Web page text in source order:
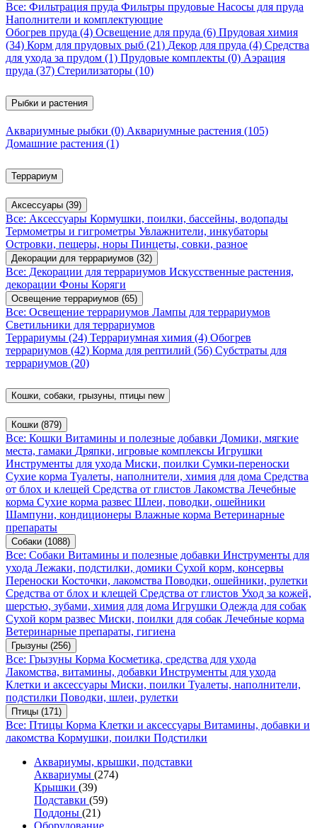
Все: Фильтрация пруда Фильтры прудовые Насосы для пруда
Наполнители и комплектующие
Обогрев пруда (4) Освещение для пруда (6) Прудовая химия
(34) Корм для прудовых рыб (21) Декор для пруда (4) Средства
для ухода за прудом (1) Прудовые комплекты (0) Аэрация
пруда (37) Стерилизаторы (10)
Рыбки и растения
Аквариумные рыбки (0) Аквариумные растения (105)
Домашние растения (1)
Террариум
Аксессуары (39)
Все: Аксессуары Кормушки, поилки, бассейны, водопады
Термометры и гигрометры Увлажнители, инкубаторы
Островки, пещеры, норы Пинцеты, совки, разное
Декорации для террариумов (32)
Все: Декорации для террариумов Искусственные растения,
декорации Фоны Коряги
Освещение террариумов (65)
Все: Освещение террариумов Лампы для террариумов
Светильники для террариумов
Террариумы (24) Террариумная химия (4) Обогрев
террариумов (42) Корма для рептилий (56) Субстраты для
террариумов (20)
Кошки, собаки, грызуны, птицы new
Кошки (879)
Все: Кошки Витамины и полезные добавки Домики, мягкие
места, гамаки Дряпки, игровые комплексы Игрушки
Инструменты для ухода Миски, поилки Сумки-переноски
Сухие корма Туалеты, наполнители, химия для дома Средства
от блох и клещей Средства от глистов Лакомства Лечебные
корма Сухие корма развес Шлеи, поводки, ошейники
Шампуни, кондиционеры Влажные корма Ветеринарные
препараты
Собаки (1088)
Все: Собаки Витамины и полезные добавки Инструменты для
ухода Лежаки, подстилки, домики Сухой корм, консервы
Переноски Косточки, лакомства Поводки, ошейники, рулетки
Средства от блох и клещей Средства от глистов Уход за кожей,
шерстью, зубами, химия для дома Игрушки Одежда для собак
Сухой корм развес Миски, поилки для собак Лечебные корма
Ветеринарные препараты, гигиена
Грызуны (256)
Все: Грызуны Корма Косметика, средства для ухода
Лакомства, витамины, добавки Инструменты для ухода
Клетки и аксессуары Миски, поилки Туалеты, наполнители,
подстилки Поводки, шлеи, рулетки
Птицы (171)
Все: Птицы Корма Клетки и аксессуары Витамины, добавки и
лакомства Кормушки, поилки Подстилки
Аквариумы, крышки, подставки
Аквариумы (274)
Крышки (39)
Подставки (59)
Поддоны (21)
Оборудование